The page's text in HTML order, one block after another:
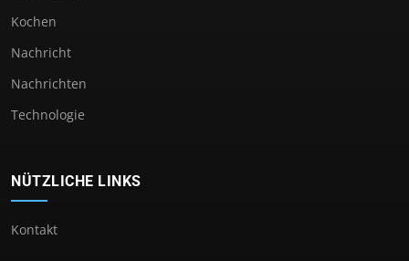
Kochen
Nachricht
Nachrichten
Technologie
NÜTZLICHE LINKS
Kontakt